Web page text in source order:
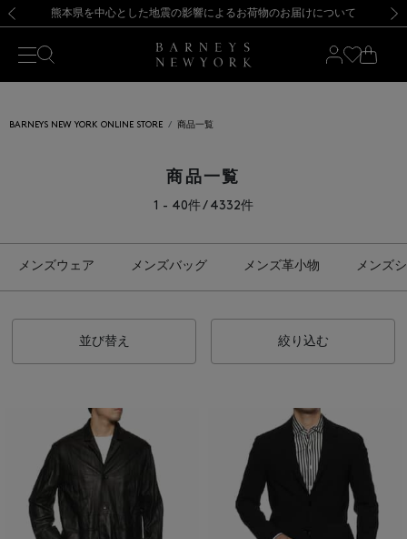
新規登録のお客様も対象！＜MY BARNEYS＞会員のお客様は11,000円（税込）以上のお買上げで常時送料無料！お買い物の際は会員登録を！
【夏季休業に伴う返品・交換承り一時停止のお知らせ】（2026.8.5）
熊本県を中心とした地震の影響によるお荷物のお届けについて
【開催中】SUMMER SALEのご案内・ご注意事項 新規登録のお客様も対象！＜MY BARNEYS＞会員のお客様は11,000円（税込）以上のお買上げで常時送料無料！お買い物の際は会員登録を！
【夏季休業に伴う返品・交換承り一時停止のお知らせ】（2026.8.5）
BARNEYS NEW YORK ONLINE STORE 商品一覧
商品一覧
1 - 40件 / 4332件
メンズウェア メンズバッグ メンズ革小物 メンズ
並び替え 絞り込む